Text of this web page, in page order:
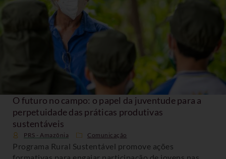
O futuro no campo: o papel da juventude para a
perpetuidade das práticas produtivas
sustentáveis
PRS - Amazônia Comunicação
Programa Rural Sustentável promove ações
formativas para engajar participação de jovens nas